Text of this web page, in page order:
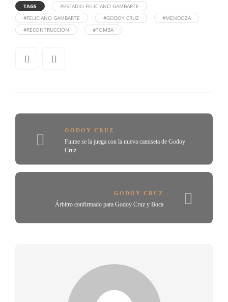
TAGS
#ESTADIO FELICIANO GAMBARTE
#FELICIANO GAMBARTE
#GODOY CRUZ
#MENDOZA
#RECONTRUCCION
#TOMBA
GODOY CRUZ
Fiume se la juega con la nueva camiseta de Godoy
Cruz
GODOY CRUZ
Árbitro confirmado para Godoy Cruz y Boca